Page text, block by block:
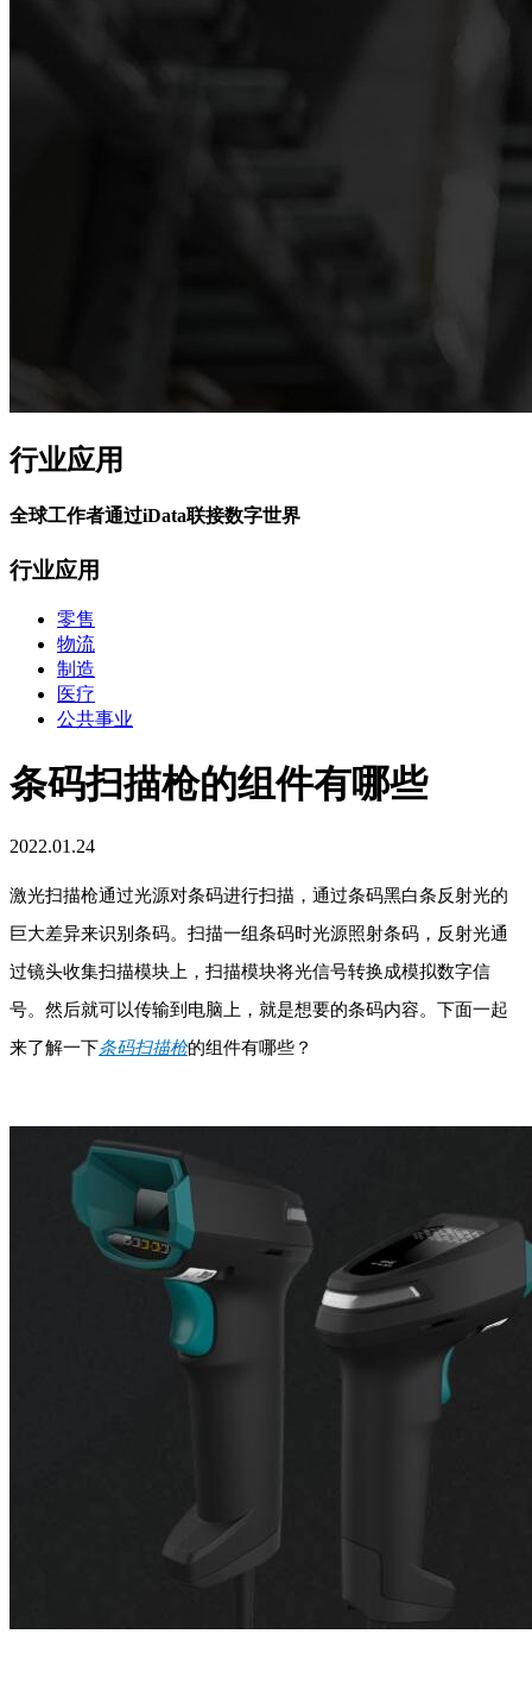
行业应用
全球工作者通过iData联接数字世界
行业应用
零售
物流
制造
医疗
公共事业
条码扫描枪的组件有哪些
2022.01.24
激光扫描枪通过光源对条码进行扫描，通过条码黑白条反射光的
巨大差异来识别条码。扫描一组条码时光源照射条码，反射光通
过镜头收集扫描模块上，扫描模块将光信号转换成模拟数字信
号。然后就可以传输到电脑上，就是想要的条码内容。下面一起
来了解一下条码扫描枪的组件有哪些？